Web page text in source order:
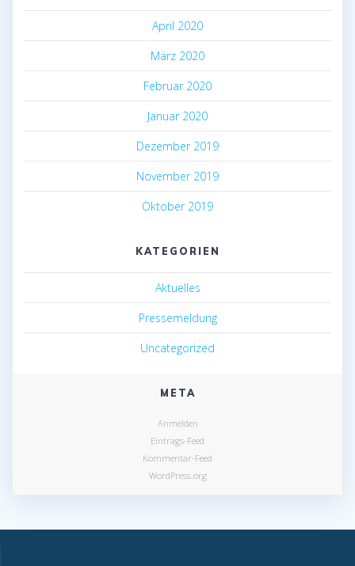
April 2020
März 2020
Februar 2020
Januar 2020
Dezember 2019
November 2019
Oktober 2019
KATEGORIEN
Aktuelles
Pressemeldung
Uncategorized
META
Anmelden
Eintrags-Feed
Kommentar-Feed
WordPress.org